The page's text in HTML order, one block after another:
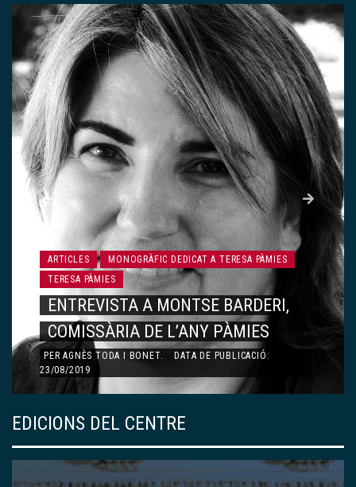
ARTICLES
MONOGRÀFIC DEDICAT A TERESA PÀMIES
TERESA PÀMIES
ENTREVISTA A MONTSE BARDERI,
COMISSÀRIA DE L’ANY PÀMIES
PERAGNÈS TODA I BONET.
DATA DE PUBLICACIÓ:
23/08/2019
EDICIONS DEL CENTRE